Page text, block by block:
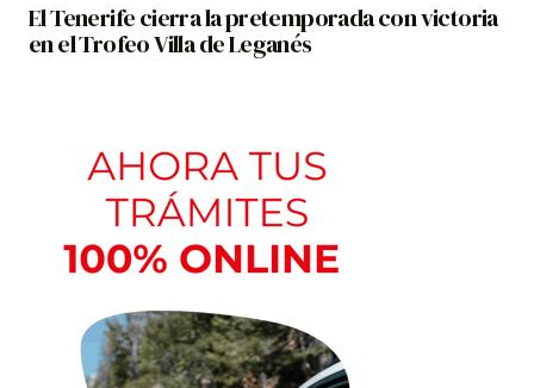
El Tenerife cierra la pretemporada con victoria
en el Trofeo Villa de Leganés